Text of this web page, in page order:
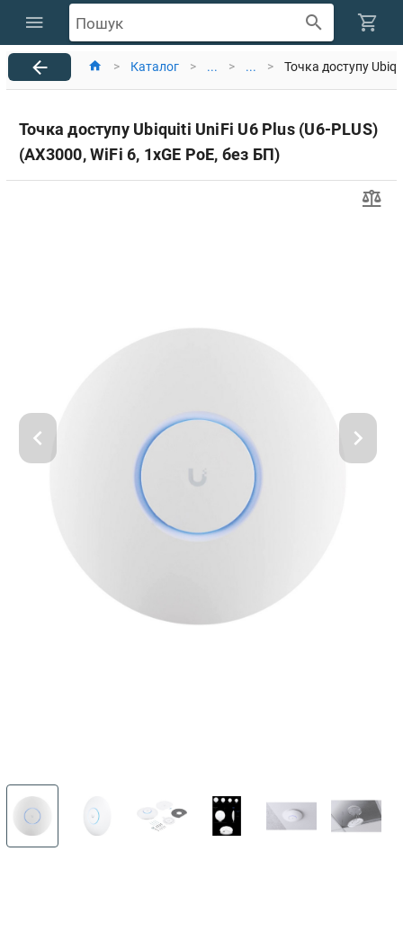
Пошук
> Каталог > ... > ... > Точка доступу
Точка доступу Ubiquiti UniFi U6 Plus (U6-PLUS)
(AX3000, WiFi 6, 1хGE PoE, без БП)